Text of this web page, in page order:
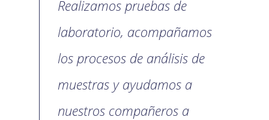
Realizamos pruebas de
laboratorio, acompañamos
los procesos de análisis de
muestras y ayudamos a
nuestros compañeros a